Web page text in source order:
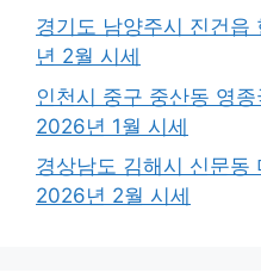
경기도 남양주시 진건
년 2월 시세
인천시 중구 중산동 영
2026년 1월 시세
경상남도 김해시 신문동
2026년 2월 시세